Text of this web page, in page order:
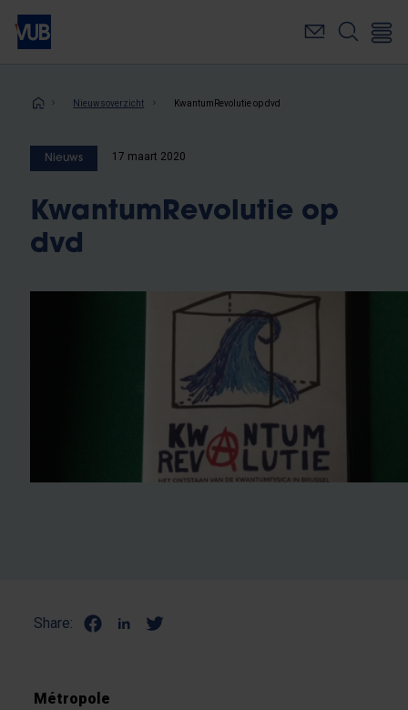
Overslaan
naar
inhoudKruimelpad
Nieuwsoverzicht KwantumRevolutie op dvd
Nieuws 17 maart 2020
KwantumRevolutie op
dvd
Share:
Métropole